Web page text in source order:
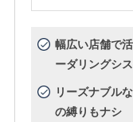
幅広い店舗で
ーダリングシ
リーズナブル
の縛りもナシ